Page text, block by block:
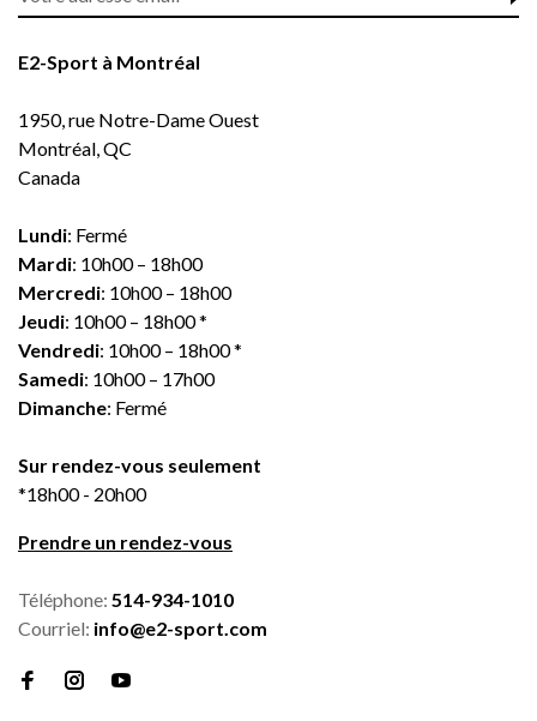
E2-Sport à Montréal
1950, rue Notre-Dame Ouest
Montréal, QC
Canada
Lundi: Fermé
Mardi: 10h00 – 18h00
Mercredi: 10h00 – 18h00
Jeudi: 10h00 – 18h00 *
Vendredi: 10h00 – 18h00 *
Samedi: 10h00 – 17h00
Dimanche: Fermé
Sur rendez-vous seulement
*18h00 - 20h00
Prendre un rendez-vous
Téléphone: 514-934-1010
Courriel: info@e2-sport.com